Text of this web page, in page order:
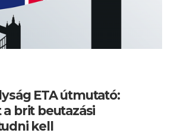
ETA útmutató:
brit beutazási
kell